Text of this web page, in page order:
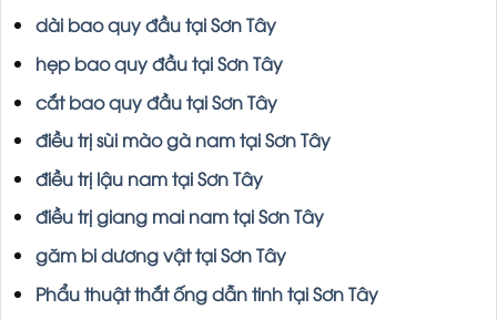
dài bao quy đầu tại Sơn Tây
hẹp bao quy đầu tại Sơn Tây
cắt bao quy đầu tại Sơn Tây
điều trị sùi mào gà nam tại Sơn Tây
điều trị lậu nam tại Sơn Tây
điều trị giang mai nam tại Sơn Tây
găm bi dương vật tại Sơn Tây
Phẩu thuật thắt ống dẫn tinh tại Sơn Tây